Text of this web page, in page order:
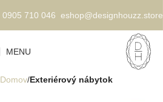
MENU
Domov Exteriérový nábytok
0905 710 046 eshop@designhouzz.store